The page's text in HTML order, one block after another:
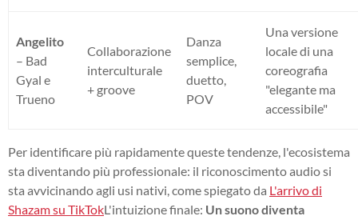
Angelito
– Bad
Gyal e
Trueno
Collaborazione
interculturale
+ groove
Danza
semplice,
duetto,
POV
Una versione
locale di una
coreografia
"elegante ma
accessibile"
Per identificare più rapidamente queste tendenze, l'ecosistema
sta diventando più professionale: il riconoscimento audio si
sta avvicinando agli usi nativi, come spiegato da L'arrivo di
Shazam su TikTokL'intuizione finale: Un suono diventa